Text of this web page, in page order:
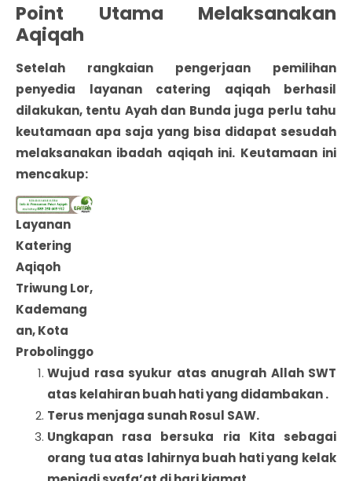
Point Utama Melaksanakan
Aqiqah
Setelah rangkaian pengerjaan pemilihan
penyedia layanan catering aqiqah berhasil
dilakukan, tentu Ayah dan Bunda juga perlu tahu
keutamaan apa saja yang bisa didapat sesudah
melaksanakan ibadah aqiqah ini. Keutamaan ini
mencakup:
Layanan
Katering
Aqiqoh
Triwung Lor,
Kademang
an, Kota
Probolinggo
Wujud rasa syukur atas anugrah Allah SWT
atas kelahiran buah hati yang didambakan .
Terus menjaga sunah Rosul SAW.
Ungkapan rasa bersuka ria Kita sebagai
orang tua atas lahirnya buah hati yang kelak